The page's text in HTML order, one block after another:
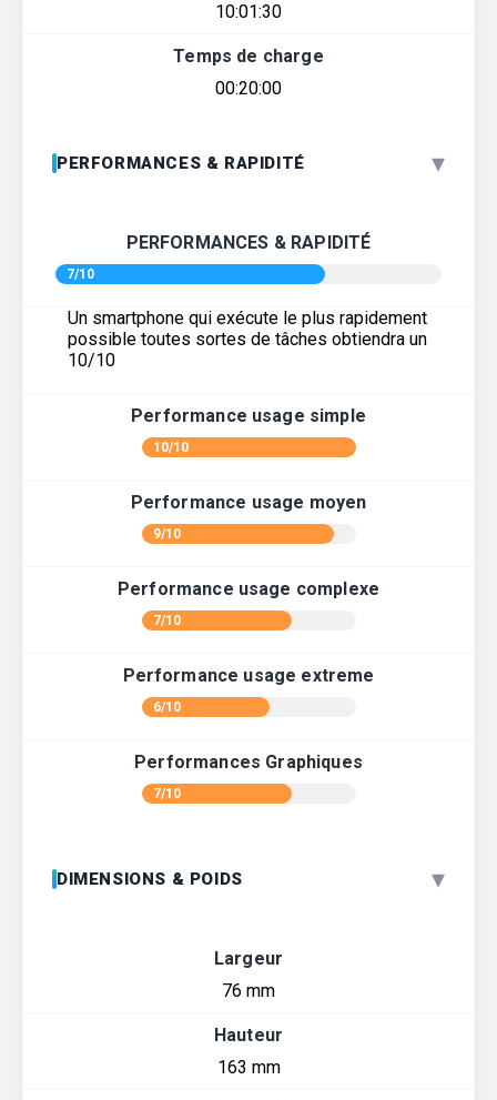
10:01:30
Temps de charge
00:20:00
PERFORMANCES & RAPIDITÉ ▾
PERFORMANCES & RAPIDITÉ
7/10
Un smartphone qui exécute le plus rapidement
possible toutes sortes de tâches obtiendra un
10/10
Performance usage simple
10/10
Performance usage moyen
9/10
Performance usage complexe
7/10
Performance usage extreme
6/10
Performances Graphiques
7/10
DIMENSIONS & POIDS ▾
Largeur
76 mm
Hauteur
163 mm